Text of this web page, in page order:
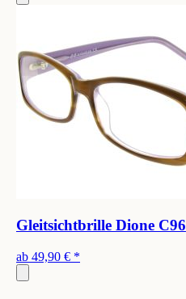
Gleitsichtbrille Dione C96
ab 49,90 € *